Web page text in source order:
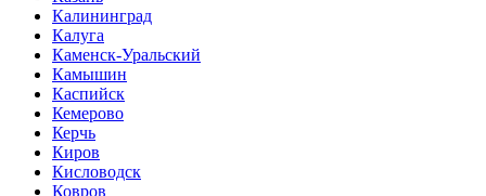
Калининград
Калуга
Каменск-Уральский
Камышин
Каспийск
Кемерово
Керчь
Киров
Кисловодск
Ковров